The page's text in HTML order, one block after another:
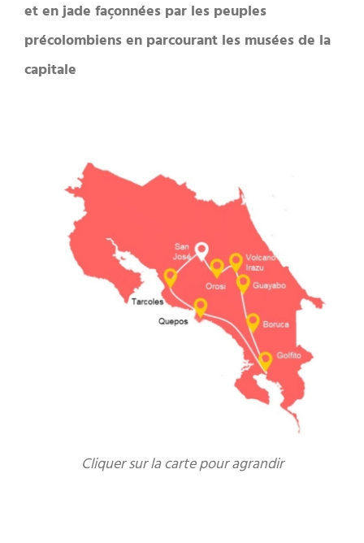
et en jade façonnées par les peuples
précolombiens en parcourant les musées de la
capitale
Cliquer sur la carte pour agrandir